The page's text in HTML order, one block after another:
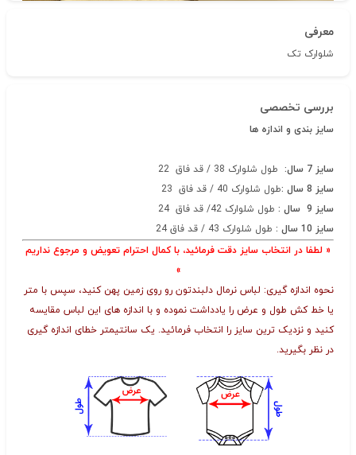
معرفی
شلوارک تک
بررسی تخصصی
سایز بندی و اندازه ها
سایز 7 سال : طول شلوارک 38 / قد فاق
22
سایز 8 سال
:طول شلوارک 40 / قد فاق 23
سایز 9 سال
: طول شلوارک 42/ قد فاق 24
سایز 10 سال
: طول شلوارک 43 / قد فاق 24
« لطفا در انتخاب سایز دقت فرمائید، با کمال احترام تعویض و مرجوع نداریم
»
نحوه اندازه گیری: لباس نرمال دلبندتون رو روی زمین پهن کنید، سپس با متر
یا خط کش طول و عرض را یادداشت نموده و با اندازه های این لباس مقایسه
کنید و نزدیک ترین سایز را انتخاب فرمائید. یک سانتیمتر خطای اندازه گیری
در نظر بگیرید.